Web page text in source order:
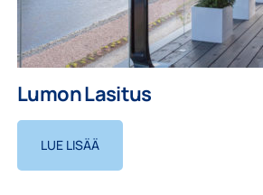
Lumon Lasitus
LUE LISÄÄ